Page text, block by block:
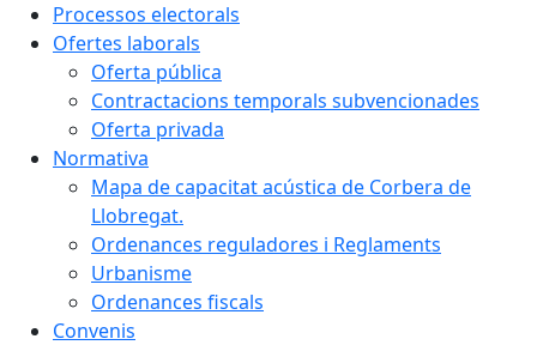
Processos electorals
Ofertes laborals
Oferta pública
Contractacions temporals subvencionades
Oferta privada
Normativa
Mapa de capacitat acústica de Corbera de
Llobregat.
Ordenances reguladores i Reglaments
Urbanisme
Ordenances fiscals
Convenis